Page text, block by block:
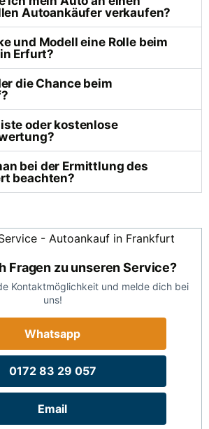
Autoankäufer verkaufen?
und Modell eine Rolle beim
Erfurt?
die Chance beim
oder kostenlose
bei der Ermittlung des
beachten?
Fragen zu unseren Service?
Kontaktmöglichkeit und melde dich bei
uns!
Whatsapp
0172 83 29 057
Email